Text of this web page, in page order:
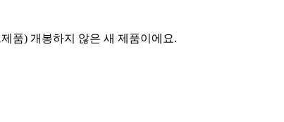
품) 개봉하지 않은 새 제품이에요.